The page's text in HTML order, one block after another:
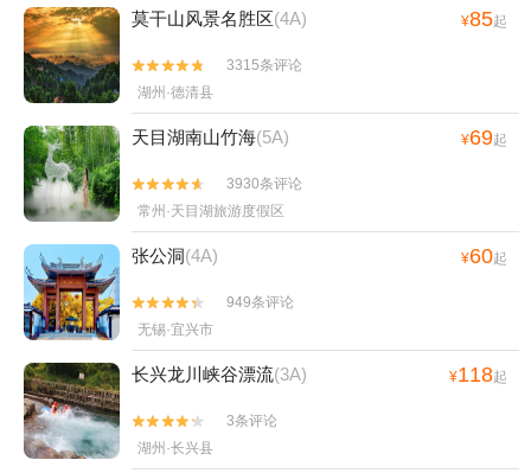
莫干山风景名胜区(4A) ¥85起


3315条评论
湖州·德清县
天目湖南山竹海(5A) ¥69起


3930条评论
常州·天目湖旅游度假区
张公洞(4A) ¥60起


949条评论
无锡·宜兴市
长兴龙川峡谷漂流(3A) ¥118起


3条评论
湖州·长兴县